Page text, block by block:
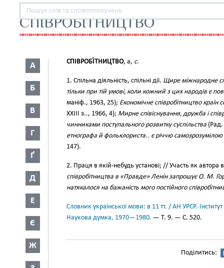
СПІВРОБІТНИЦТВО
А
Б
В
Г
Ґ
Д
Е
Є
Ж
СПІВРОБІ́ТНИЦТВО, а, с.
1. Спільна діяльність, спільні дії. Щире міжнародне
тільки при тій умові, коли кожний з цих народів є
маніф., 1963, 25); Економічне співробітництво
XXIII з.., 1966, 4); Мирне співіснування, дружба і
чинниками поступального розвитку суспільства
етнографа й фольклориста.. є річчю самозрозумілою
147).
2. Праця в якій-небудь установі; // Участь як автора
співробітництва в «Правде» Ленін запрошує О. М.
натякалося на бажаність мого постійного
Словник української мови: в 11 тт. / АН УРСР.
Наукова думка, 1970—1980. — Т. 9. — С. 520.
Поділитись: